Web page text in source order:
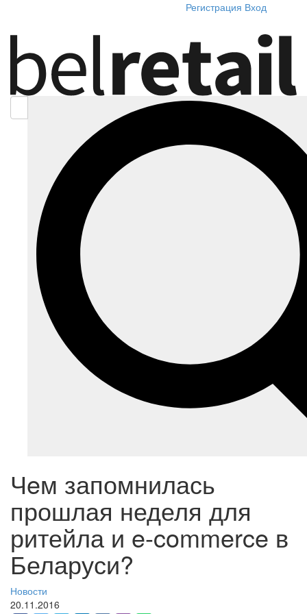
Регистрация Вход
Чeм запомнилась
прошлая неделя для
ритейла и e-commerce в
Беларуси?
Новости
20.11.2016